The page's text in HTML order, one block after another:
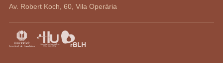
Av. Robert Koch, 60, Vila Operária